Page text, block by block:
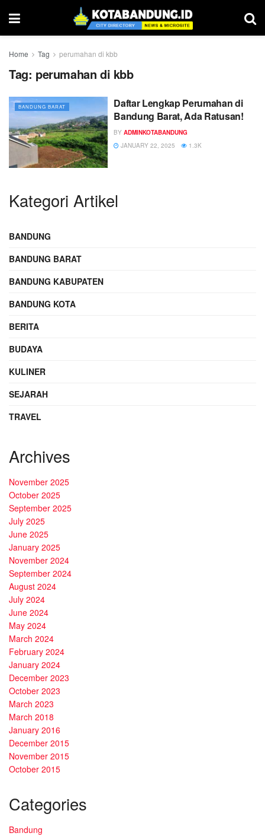
Home Tag perumahan di kbb
Tag: perumahan di kbb
BANDUNG BARAT
Daftar Lengkap Perumahan di
Bandung Barat, Ada Ratusan!
BY ADMINKOTABANDUNG
JANUARY 22, 2025
1.3K
Kategori Artikel
BANDUNG
BANDUNG BARAT
BANDUNG KABUPATEN
BANDUNG KOTA
BERITA
BUDAYA
KULINER
SEJARAH
TRAVEL
Archives
November 2025
October 2025
September 2025
July 2025
June 2025
January 2025
November 2024
September 2024
August 2024
July 2024
June 2024
May 2024
March 2024
February 2024
January 2024
December 2023
October 2023
March 2023
March 2018
January 2016
December 2015
November 2015
October 2015
Categories
Bandung